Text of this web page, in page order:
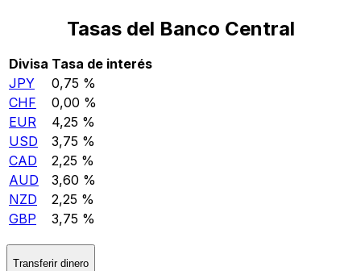
Tasas del Banco Central
Divisa Tasa de interés
JPY
0,75 %
CHF
0,00 %
EUR
4,25 %
USD
3,75 %
CAD
2,25 %
AUD
3,60 %
NZD
2,25 %
GBP
3,75 %
Transferir dinero